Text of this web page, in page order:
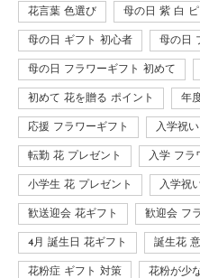
花言葉 色選び 母の日 紫 白
母の日 ギフト 初心者 母の日
母の日 フラワーギフト 初めて
初めて 花を贈る ポイント 年
応援 フラワーギフト 入学祝
転勤 花 プレゼント 入学 フラ
小学生 花 プレゼント 入学祝
歓送迎会 花ギフト 歓迎会 フ
4月 誕生日 花ギフト 誕生花
花粉症 ギフト 対策 花粉が少